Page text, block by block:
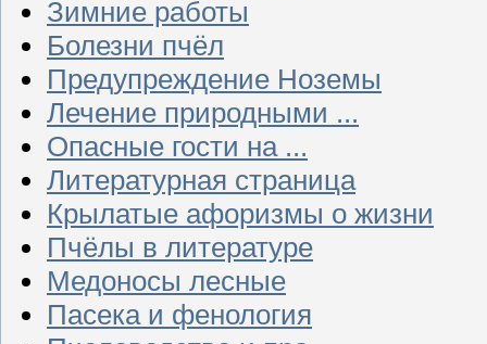
Зимние работы
Болезни пчёл
Предупреждение Ноземы
Лечение природными ...
Опасные гости на ...
Литературная страница
Крылатые афоризмы о жизни
Пчёлы в литературе
Медоносы лесные
Пасека и фенология